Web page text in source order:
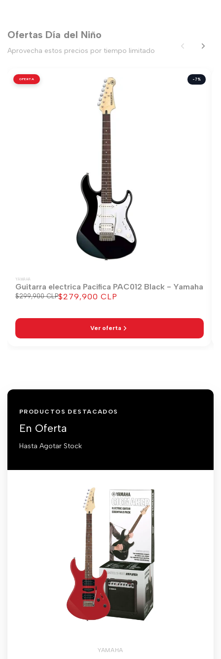
Ofertas Día del Niño
Aprovecha estos precios por tiempo limitado
OFERTA -7%
YAMAHA
Guitarra electrica Pacifica PAC012 Black - Yamaha
Precio
$299,900 CLPPrecio
$279,900 CLP
Ver oferta
PRODUCTOS DESTACADOS
En Oferta
Hasta Agotar Stock
YAMAHA